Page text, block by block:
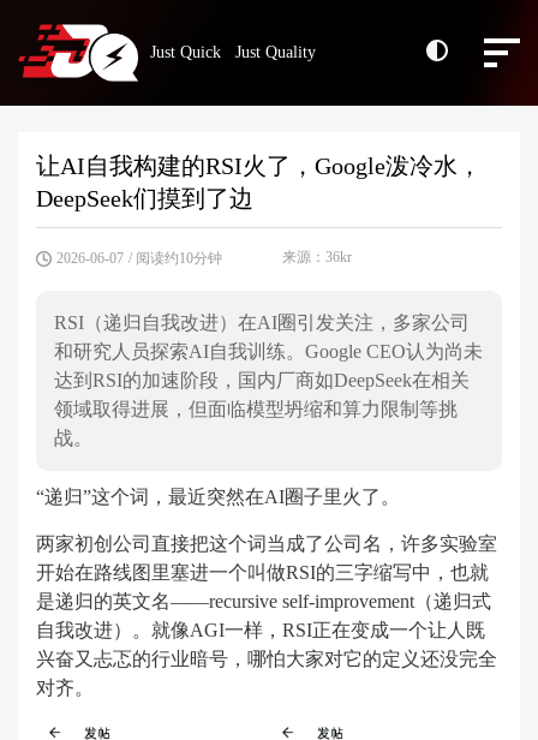
Just Quick Just Quality
让AI自我构建的RSI火了，Google泼冷水，
DeepSeek们摸到了边
2026-06-07 / 阅读约10分钟 来源：36kr
RSI（递归自我改进）在AI圈引发关注，多家公司
和研究人员探索AI自我训练。Google CEO认为尚未
达到RSI的加速阶段，国内厂商如DeepSeek在相关
领域取得进展，但面临模型坍缩和算力限制等挑
战。
“递归”这个词，最近突然在AI圈子里火了。
两家初创公司直接把这个词当成了公司名，许多实验室
开始在路线图里塞进一个叫做RSI的三字缩写中，也就
是递归的英文名——recursive self-improvement（递归式
自我改进）。就像AGI一样，RSI正在变成一个让人既
兴奋又忐忑的行业暗号，哪怕大家对它的定义还没完全
对齐。